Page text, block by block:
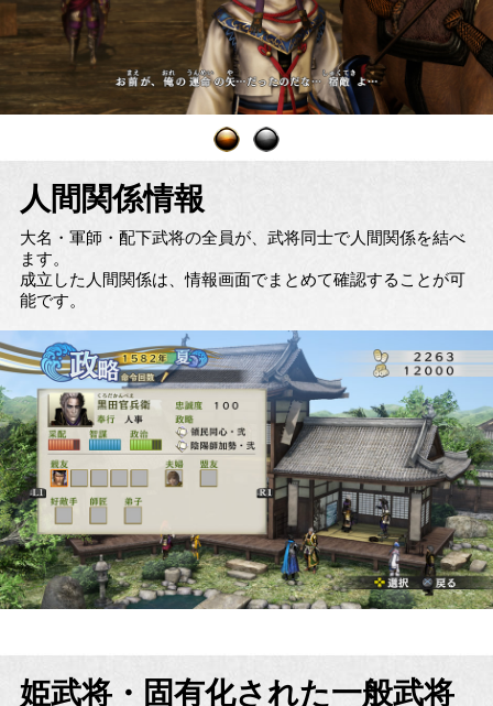
人間関係情報
大名・軍師・配下武将の全員が、武将同士で人間関係を結べ
ます。
成立した人間関係は、情報画面でまとめて確認することが可
能です。
姫武将・固有化された一般武将